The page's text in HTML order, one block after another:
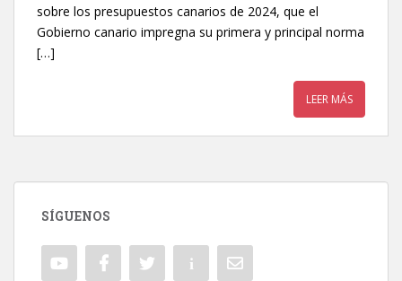
sobre los presupuestos canarios de 2024, que el
Gobierno canario impregna su primera y principal norma
[…]
LEER MÁS
SÍGUENOS